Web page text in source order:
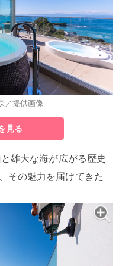
／提供画像
見る
雄大な海が広がる歴史
その魅力を届けてきた